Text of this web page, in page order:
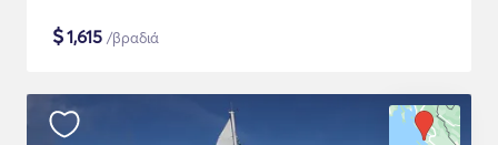
$1,615 /βραδιά